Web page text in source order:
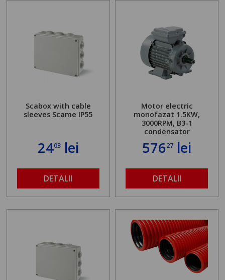
Scabox with cable
sleeves Scame IP55
2403lei
DETALII
Motor electric
monofazat 1.5KW,
3000RPM, B3-1
condensator
57627 lei
DETALII